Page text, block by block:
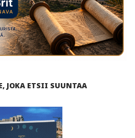
JOKA ETSII SUUNTAA